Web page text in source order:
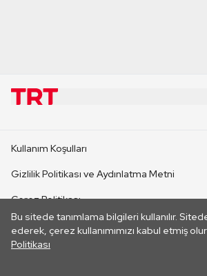
Bu sitede tanımlama bilgileri kullanılır.
ederek, çerez kullanımımızı kabul etmiş
Politikası
CANLI YAYINLAR
Kullanım Koşulları
Gizlilik Politikası ve Aydınlatma Metni
Çerez Politikası
İletişim
Her hakkı saklıdır. ©2026 TRT. Bağlantı